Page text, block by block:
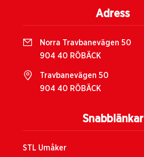
Snabblänkar
STL Umåker
Adress
Norra Travbanevägen 50
904 40 RÖBÄCK
Travbanevägen 50
904 40 RÖBÄCK